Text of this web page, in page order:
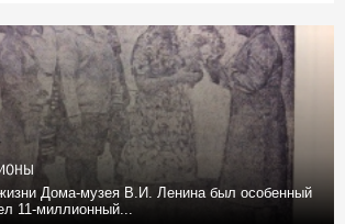
Дома-музея В.И. Ленина был особенный
11-миллионный...